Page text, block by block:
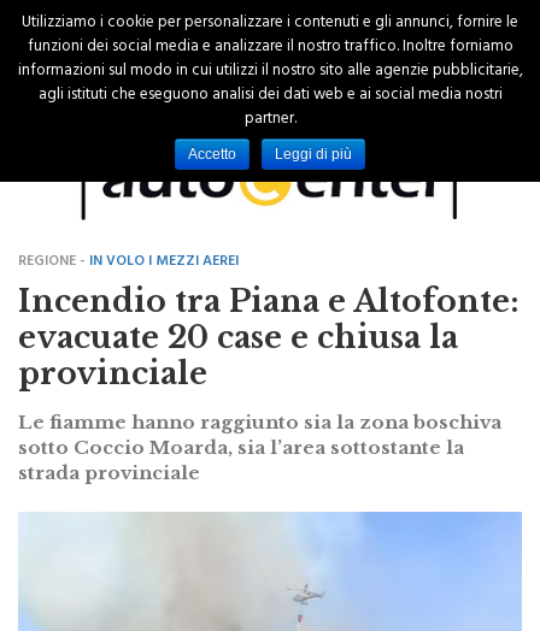
REGIONE -IN VOLO I MEZZI AEREI
Incendio tra Piana e Altofonte:
evacuate 20 case e chiusa la
provinciale
Le fiamme hanno raggiunto sia la zona boschiva
sotto Coccio Moarda, sia l’area sottostante la
Utilizziamo i cookie per personalizzare i contenuti e gli annunci, fornire le
funzioni dei social media e analizzare il nostro traffico. Inoltre forniamo
informazioni sul modo in cui utilizzi il nostro sito alle agenzie pubblicitarie,
agli istituti che eseguono analisi dei dati web e ai social media nostri
partner.
Accetto Leggi di più